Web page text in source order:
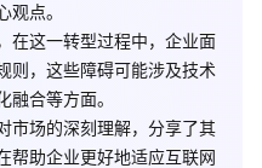
观点。
在这一转型过程中，企业面
则，这些障碍可能涉及技术
融合等方面。
市场的深刻理解，分享了其
帮助企业更好地适应互联网